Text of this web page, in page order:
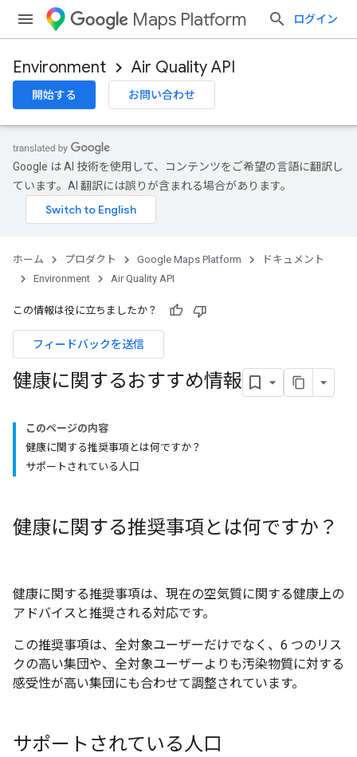
Maps Platform ログイン
Environment Air Quality API
開始する お問い合わせ
Google は AI 技術を使用して、コンテンツをご希望の言語に翻訳し
ています。AI 翻訳には誤りが含まれる場合があります。
ホーム プロダクト Google Maps Platform
ドキュメント
Environment
Air Quality API
この情報は役に立ちましたか？
フィードバックを送信
健康に関するおすすめ情報
このページの内容
健康に関する推奨事項とは何ですか？
サポートされている人口
健康に関する推奨事項とは何ですか？
健康に関する推奨事項は、現在の空気質に関する健康上の
アドバイスと推奨される対応です。
この推奨事項は、全対象ユーザーだけでなく、6 つのリス
クの高い集団や、全対象ユーザーよりも汚染物質に対する
感受性が高い集団にも合わせて調整されています。
サポートされている人口